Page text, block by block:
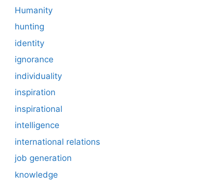
Humanity
hunting
identity
ignorance
individuality
inspiration
inspirational
intelligence
international relations
job generation
knowledge